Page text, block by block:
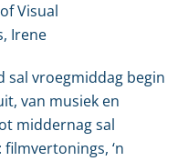
Visual
Irene
sal vroegmiddag begin
van musiek en
middernag sal
‘n